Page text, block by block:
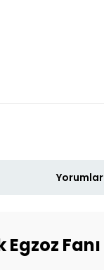
Yorumlar
Fanı